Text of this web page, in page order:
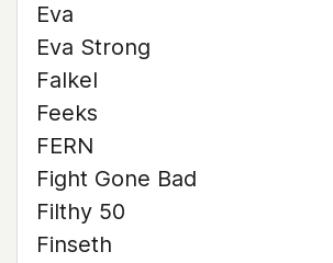
Eva
Eva Strong
Falkel
Feeks
FERN
Fight Gone Bad
Filthy 50
Finseth